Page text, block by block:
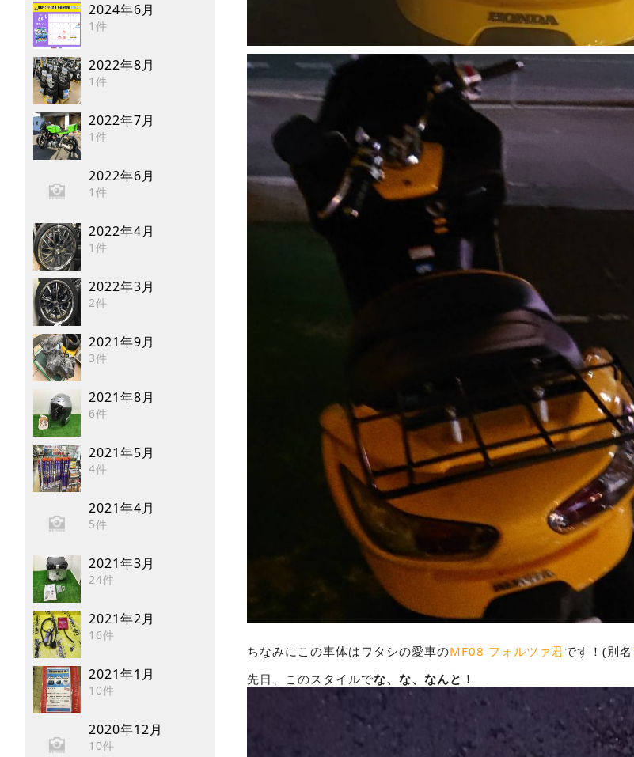
2024年6月
1件
2022年8月
1件
2022年7月
1件
2022年6月
1件
2022年4月
1件
2022年3月
2件
2021年9月
3件
2021年8月
6件
2021年5月
4件
2021年4月
5件
2021年3月
24件
2021年2月
16件
2021年1月
10件
2020年12月
10件
ちなみにこの車体はワタシの愛車のMF08 フォルツァ君です！(別名
先日、このスタイルでな、な、なんと！